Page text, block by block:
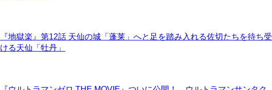
『地獄楽』第12話 天仙の城「蓬莱」へと足を踏み入れる佐切たちを待ち受
ける天仙「牡丹」